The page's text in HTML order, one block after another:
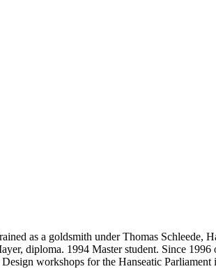
as a goldsmith under Thomas Schleede,
diploma. 1994 Master student. Since
workshops for the Hanseatic